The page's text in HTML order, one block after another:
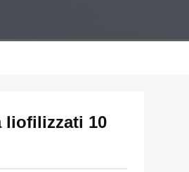
liofilizzati 10